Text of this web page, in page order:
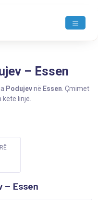
– Essen
Podujevnë Essen . Çmimet
këtë linjë.
– Essen